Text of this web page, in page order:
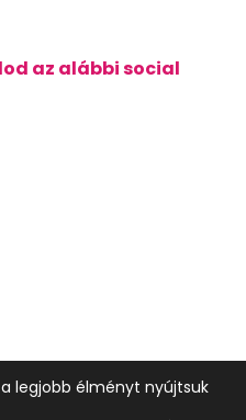
az alábbi social
legjobb élményt nyújtsuk